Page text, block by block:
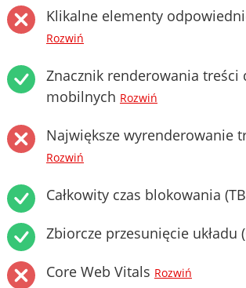
Klikalne elementy
Rozwiń
Znacznik renderowania treści
mobilnych Rozwiń
Największe wyrenderowanie
Rozwiń
Całkowity czas blokowania
Zbiorcze przesunięcie układu
Core Web Vitals Rozwiń